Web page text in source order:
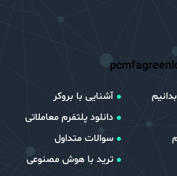
آشنایی با بروکر
دانلود پلتفرم معاملاتی
سوالات متداول
ترید با هوش مصنوعی